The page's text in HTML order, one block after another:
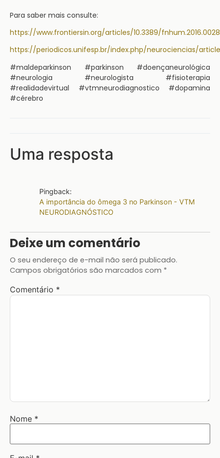
Para saber mais consulte:
https://www.frontiersin.org/articles/10.3389/
https://periodicos.unifesp.br/index.php/neurociencias/
#maldeparkinson #parkinson #doençaneurológica
#neurologia #neurologista #fisioterapia
#realidadevirtual #vtmneurodiagnostico #dopamina
#cérebro
Uma resposta
Pingback:
A importância do ômega 3 no Parkinson - VTM
NEURODIAGNÓSTICO
Deixe um comentário
O seu endereço de e-mail não será publicado.
Campos obrigatórios são marcados com *
Comentário *
Nome *